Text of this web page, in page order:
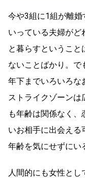
今や3組に1組が離婚
いっている夫婦がど
と暮らすというこ
ないことばかり。で
年下までいろいろな
ストライクゾーン
も年齢は関係なく
いお相手に出会え
年齢を気にせずにい
人間的にも女性と